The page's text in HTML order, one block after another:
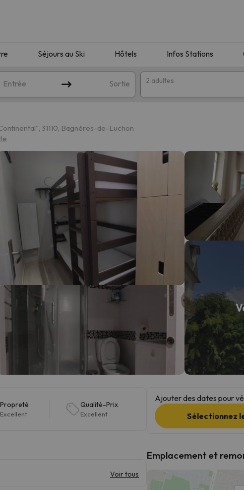
Séjours au Ski Hôtels Infos Stations
Entrée Sortie 2 adultes
à votre recherche. Essayez de modifier la destination.
aura retrouvé sa boussole, il reviendra.
31110, Bagnères-de-Luchon
Propreté
Excellent
Qualité-Prix
Excellent
Voir tous
Ajouter des dates pour
Sélectionnez
Emplacement et